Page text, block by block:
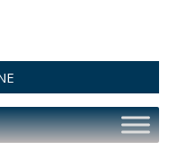
essere
scelte
nella